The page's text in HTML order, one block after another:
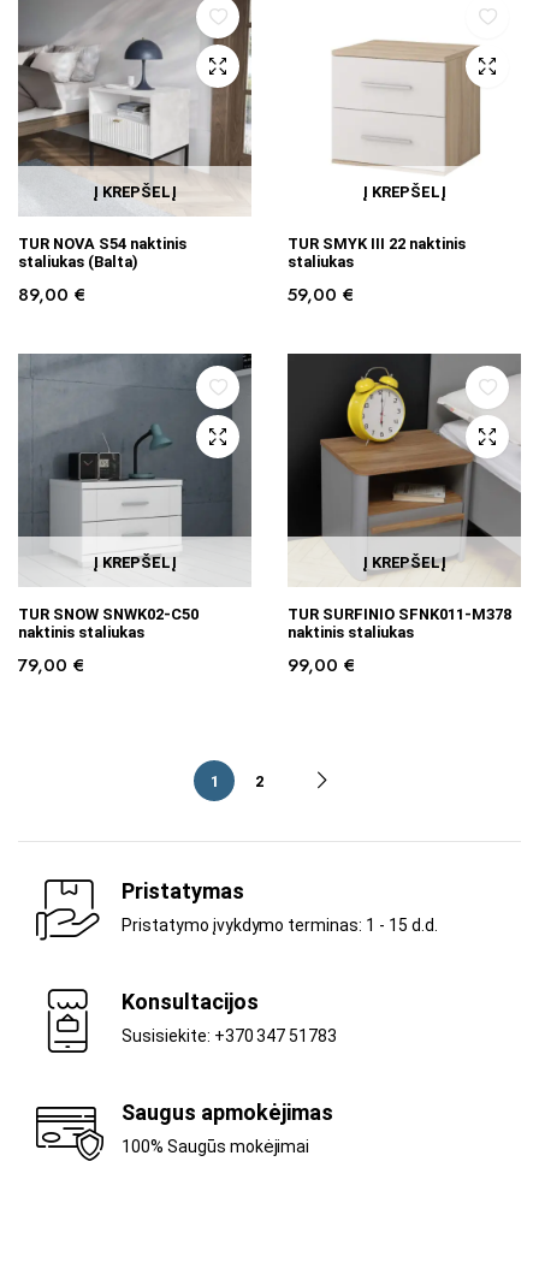
Į KREPŠELĮ
TUR NOVA S54 naktinis
staliukas (Balta)
89,00 €
Į KREPŠELĮ
TUR SMYK III 22 naktinis
staliukas
59,00 €
Į KREPŠELĮ
TUR SNOW SNWK02-C50
naktinis staliukas
79,00 €
Į KREPŠELĮ
TUR SURFINIO SFNK011-M378
naktinis staliukas
99,00 €
1 2
Pristatymas
Pristatymo įvykdymo terminas: 1 - 15 d.d.
Konsultacijos
Susisiekite: +370 347 51783
Saugus apmokėjimas
100% Saugūs mokėjimai